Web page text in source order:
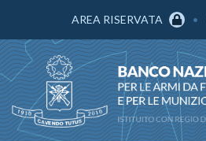
AREA RISERVATA